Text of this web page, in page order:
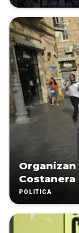
Costanera
POLÍTICA